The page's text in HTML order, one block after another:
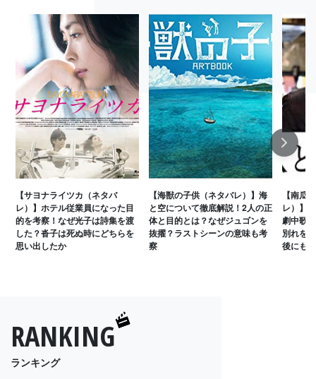
【サヨナライツカ（ネタバ
レ）】ホテル従業員になった目
的を考察！なぜ光子は詩集を渡
した？沓子は死ぬ時にどちらを
思い出したか
【海獣の子供（ネタバレ）】海
と空について徹底解説！2人の正
体と目的とは？なぜジュゴンを
抜擢？ラストシーンの意味も考
察
【南瓜
レ）】
劇中歌
別れを
後にも
Next
RANKING
ランキング